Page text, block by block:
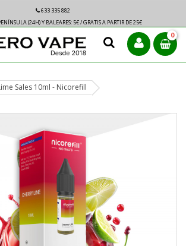
633 335 882
(24H) Y BALEARES: 5€ / GRATIS A PARTIR DE 25€
0
Sales 10ml - Nicorefill